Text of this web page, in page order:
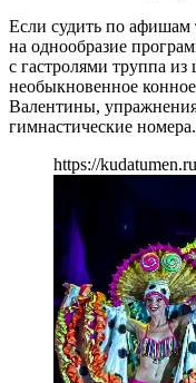
Если судить по афишам
на однообразие
с гастролями труппа
необыкновенное
Валентины,
гимнастические номера.
https://